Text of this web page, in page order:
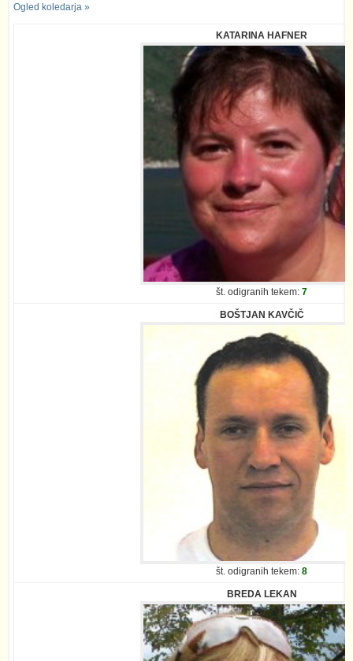
Ogled koledarja »
KATARINA HAFNER
št. odigranih tekem:7
BOŠTJAN KAVČIČ
št. odigranih tekem:8
BREDA LEKAN